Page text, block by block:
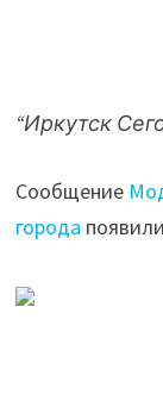
“Иркутск
Сообщение
города